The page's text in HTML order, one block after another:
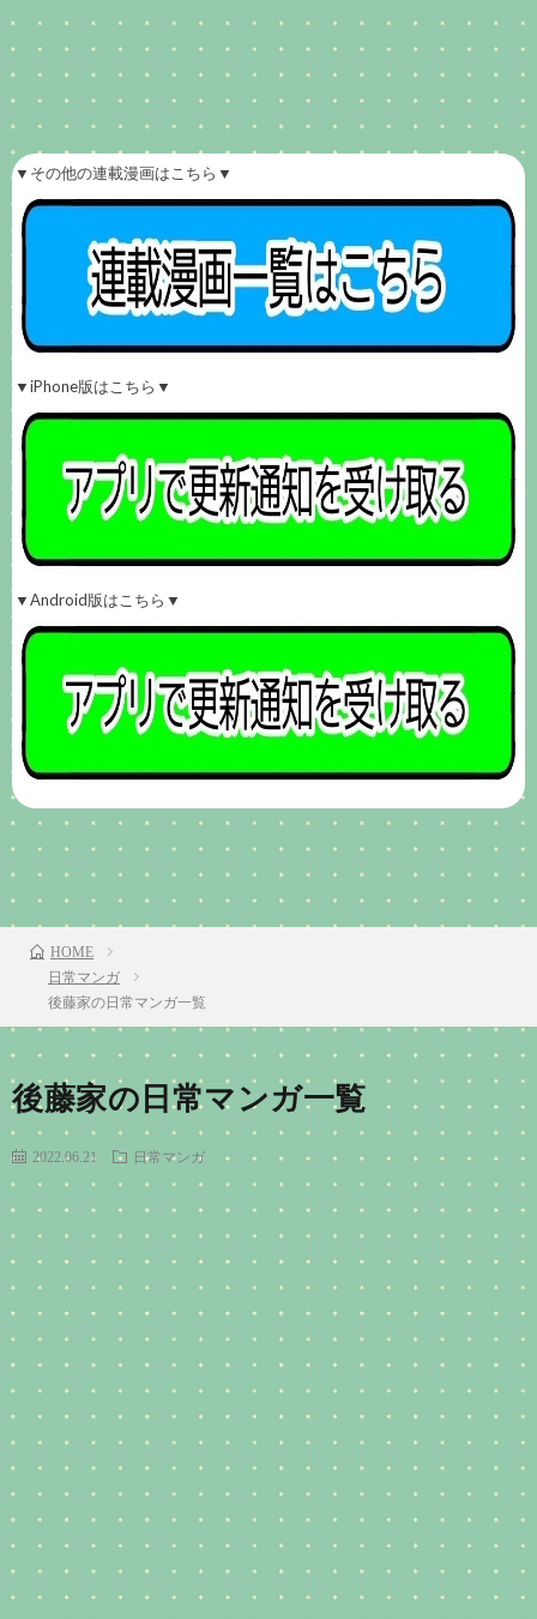
▼その他の連載漫画はこちら▼
▼iPhone版はこちら▼
▼Android版はこちら▼
TOP 次のお話
HOME
日常マンガ
後藤家の日常マンガ一覧
後藤家の日常マンガ一覧
2022.06.21 日常マンガ